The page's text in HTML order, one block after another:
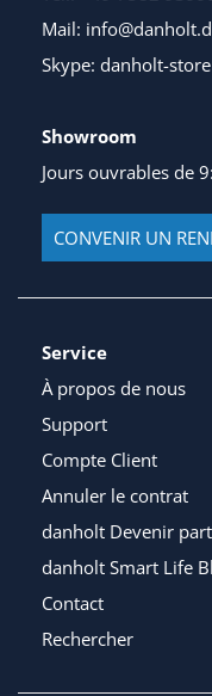
Mail:
Skype: danholt-store
Showroom
Jours ouvrables de
CONVENIR UN
Service
À propos de nous
Support
Compte Client
Annuler le contrat
danholt Devenir
danholt Smart Life
Contact
Rechercher